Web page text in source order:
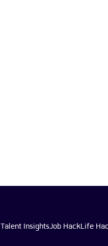
Talent InsightsJob HackLife